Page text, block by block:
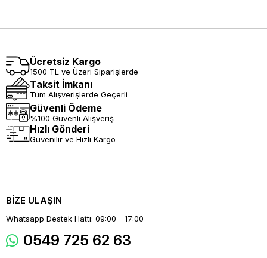
Ücretsiz Kargo
1500 TL ve Üzeri Siparişlerde
Taksit İmkanı
Tüm Alışverişlerde Geçerli
Güvenli Ödeme
%100 Güvenli Alışveriş
Hızlı Gönderi
Güvenilir ve Hızlı Kargo
BİZE ULAŞIN
Whatsapp Destek Hattı: 09:00 - 17:00
0549 725 62 63